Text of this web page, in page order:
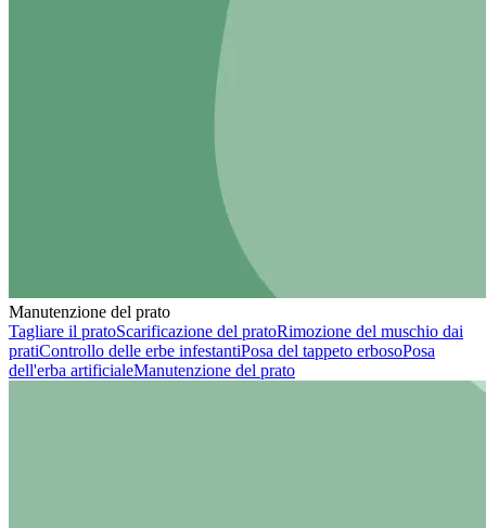
Manutenzione del prato
Tagliare il pratoScarificazione del pratoRimozione del muschio dai
pratiControllo delle erbe infestantiPosa del tappeto erbosoPosa
dell'erba artificialeManutenzione del prato